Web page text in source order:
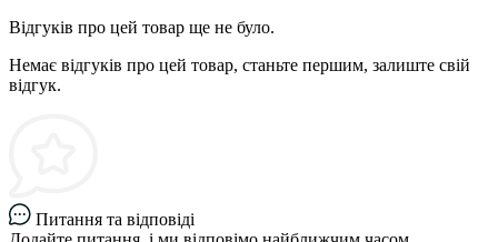
Відгуків про цей товар ще не було.
Немає відгуків про цей товар, станьте першим, залиште свій
відгук.
Питання та відповіді